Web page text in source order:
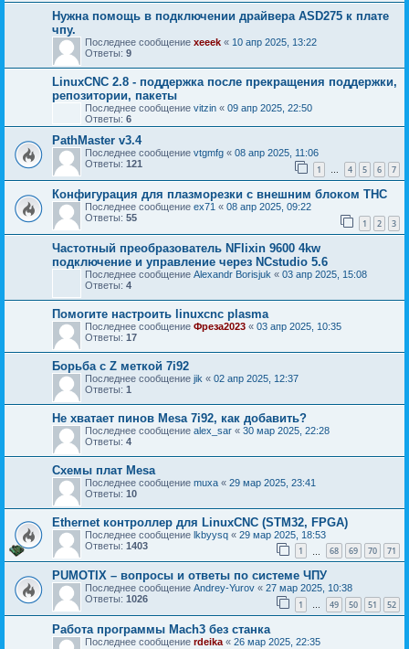
Нужна помощь в подключении драйвера ASD275 к плате
чпу.
Последнее сообщение xeeek « 10 апр 2025, 13:22
Ответы: 9
LinuxCNC 2.8 - поддержка после прекращения поддержки,
репозитории, пакеты
Последнее сообщение vitzin « 09 апр 2025, 22:50
Ответы: 6
PathMaster v3.4
Последнее сообщение vtgmfg « 08 апр 2025, 11:06
Ответы: 121 1 … 4 5 6 7
Конфигурация для плазморезки с внешним блоком THC
Последнее сообщение ex71 « 08 апр 2025, 09:22
Ответы: 55 1 2 3
Частотный преобразователь NFlixin 9600 4kw
подключение и управление через NCstudio 5.6
Последнее сообщение Alexandr Borisjuk « 03 апр 2025, 15:08
Ответы: 4
Помогите настроить linuxcnc plasma
Последнее сообщение Фреза2023 « 03 апр 2025, 10:35
Ответы: 17
Борьба с Z меткой 7i92
Последнее сообщение jik « 02 апр 2025, 12:37
Ответы: 1
Не хватает пинов Mesa 7i92, как добавить?
Последнее сообщение alex_sar « 30 мар 2025, 22:28
Ответы: 4
Схемы плат Mesa
Последнее сообщение muxa « 29 мар 2025, 23:41
Ответы: 10
Ethernet контроллер для LinuxCNC (STM32, FPGA)
Последнее сообщение lkbyysq « 29 мар 2025, 18:53
Ответы: 1403 1 68 69 70 71
PUMOTIX – вопросы и ответы по системе ЧПУ
Последнее сообщение Andrey-Yurov « 27 мар 2025, 10:38
Ответы: 1026 1 … 49 50 51 52
Работа программы Mach3 без станка
Последнее сообщение rdeika « 26 мар 2025, 22:35